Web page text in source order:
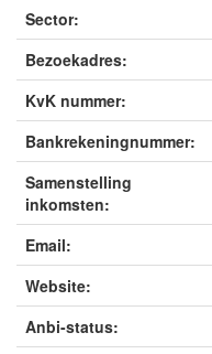
Sector:
Bezoekadres:
KvK nummer:
Bankrekeningnummer:
Samenstelling
inkomsten:
Email:
Website:
Anbi-status: